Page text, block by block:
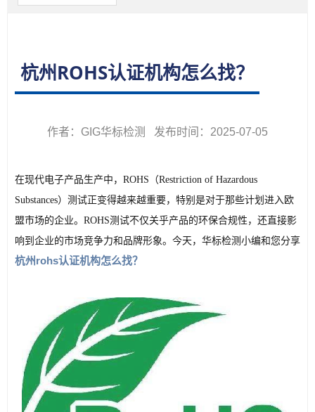
杭州ROHS认证机构怎么找？
作者：GIG华标检测 发布时间：2025-07-05
在现代电子产品生产中，ROHS（Restriction of Hazardous
Substances）测试正变得越来越重要，特别是对于那些计划进入欧
盟市场的企业。ROHS测试不仅关乎产品的环保合规性，还直接影
响到企业的市场竞争力和品牌形象。今天，华标检测小编和您分享
杭州rohs认证机构怎么找？